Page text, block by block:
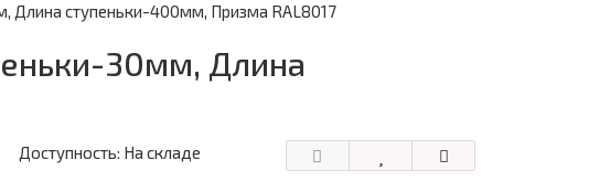
Длина ступеньки-400мм, Призма RAL8017
30мм, Длина
Доступность: На складе